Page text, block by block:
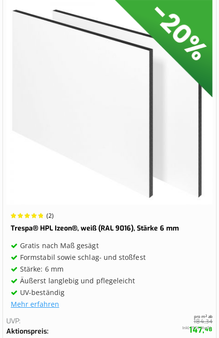
Wertung:
100%
(2)
Trespa® HPL Izeon®, weiß (RAL 9016), Stärke 6 mm
Gratis nach Maß gesägt
Formstabil sowie schlag- und stoßfest
Stärke: 6 mm
Äußerst langlebig und pflegeleicht
UV-beständig
Mehr erfahren
UVP
184,34
Aktionspreis
pro m² ab
147,48
Inkl. 19 % MwSt.